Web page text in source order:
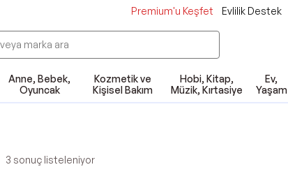
Premium'u Keşfet Evlilik Destek
Anne, Bebek,
Oyuncak
Kozmetik ve
Kişisel Bakım
Hobi, Kitap,
Müzik, Kırtasiye
Ev,
Yaşam
3 sonuç listeleniyor